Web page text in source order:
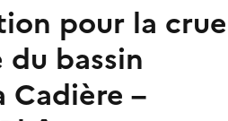
pour la crue
bassin
Cadière –